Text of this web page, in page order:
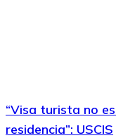
“Visa turista no
residencia”: USCIS